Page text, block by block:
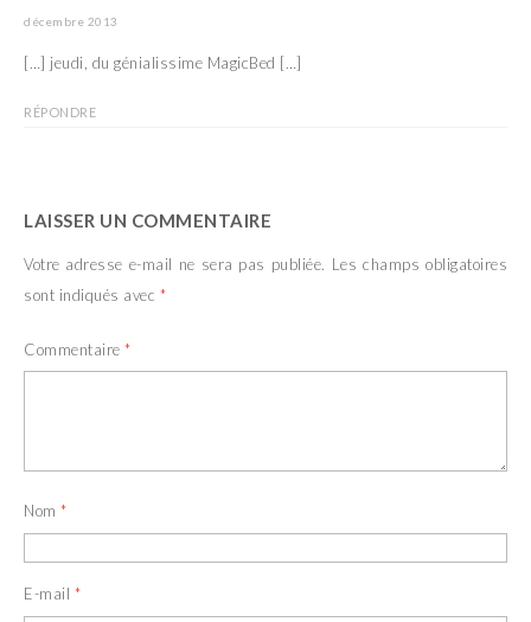
décembre 2013
[…] jeudi, du génialissime MagicBed […]
RÉPONDRE
LAISSER UN COMMENTAIRE
Votre adresse e-mail ne sera pas publiée. Les champs obligatoires
sont indiqués avec *
Commentaire *
Nom *
E-mail *